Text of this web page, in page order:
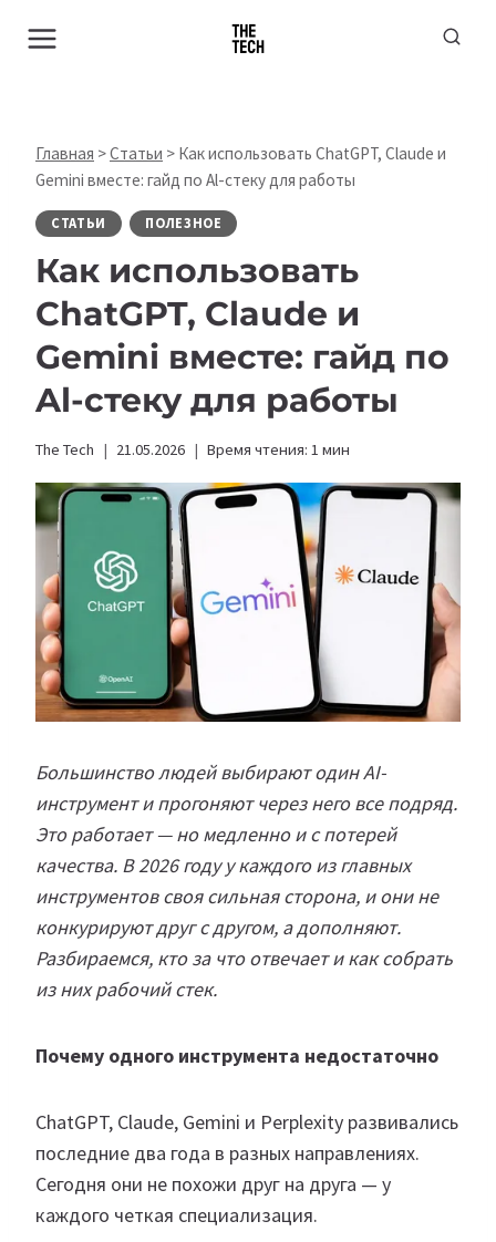
Главная >Статьи > Как использовать ChatGPT, Claude и
Gemini вместе: гайд по Al-стеку для работы
СТАТЬИ ПОЛЕЗНОЕ
Как использовать
ChatGPT, Claude и
Gemini вместе: гайд по
Al-стеку для работы
The Tech 21.05.2026 Время чтения: 1 мин
Большинство людей выбирают один AI-
инструмент и прогоняют через него все подряд.
Это работает — но медленно и с потерей
качества. В 2026 году у каждого из главных
инструментов своя сильная сторона, и они не
конкурируют друг с другом, а дополняют.
Разбираемся, кто за что отвечает и как собрать
из них рабочий стек.
Почему одного инструмента недостаточно
ChatGPT, Claude, Gemini и Perplexity развивались
последние два года в разных направлениях.
Сегодня они не похожи друг на друга — у
каждого четкая специализация.